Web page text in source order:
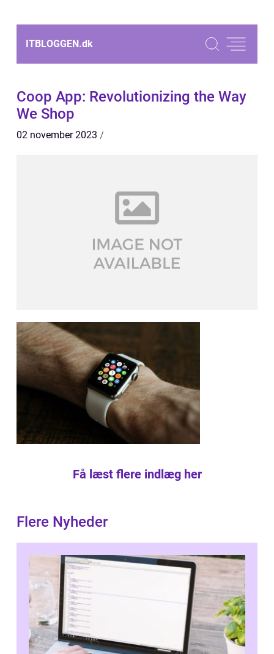
ITBLOGGEN.dk
Coop App: Revolutionizing the Way
We Shop
02 november 2023
Få læst flere indlæg her
Flere Nyheder